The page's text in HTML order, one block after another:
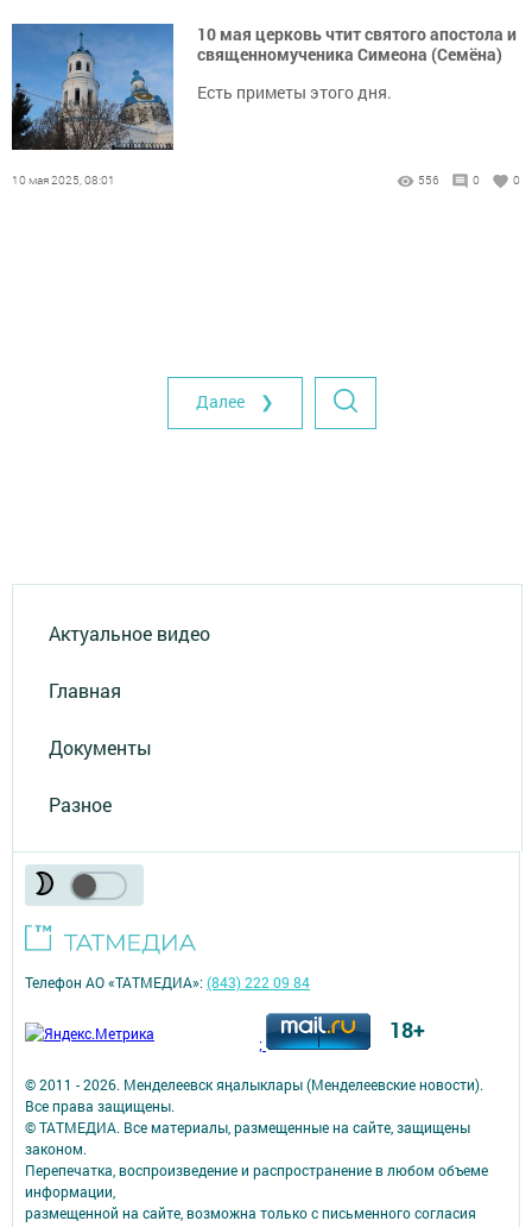
10 мая церковь чтит святого апостола и
священномученика Симеона (Семёна)
Есть приметы этого дня.
10 мая 2025, 08:01 556 0 0
Далее ❯
Актуальное видео
Главная
Документы
Разное
© 2011 - 2026. Менделеевск яӊалыклары (Менделеевские новости).
Все права защищены.
© ТАТМЕДИА. Все материалы, размещенные на сайте, защищены
законом.
Перепечатка, воспроизведение и распространение в любом объеме
информации,
размещенной на сайте, возможна только с письменного согласия
Телефон АО «ТАТМЕДИА»:(843) 222 09 84
; 18+